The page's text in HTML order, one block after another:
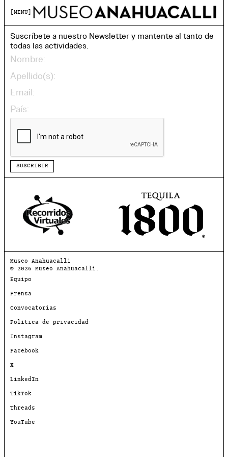
MENU
Suscríbete a nuestro Newsletter y mantente al tanto de
todas las actividades.
SUSCRIBIR
Museo Anahuacalli
© 2026 Museo Anahuacalli.
Equipo
Prensa
Convocatorias
Política de privacidad
Instagram
Facebook
X
LinkedIn
TikTok
Threads
YouTube